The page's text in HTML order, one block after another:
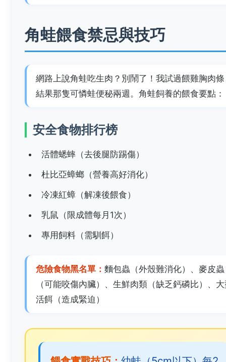
角蛙餵食禁忌與技巧
網路上說角蛙吃生肉？別鬧了！我試過餵雞胸肉
結果那隻可憐蛙便秘兩週。角蛙飼養的餵食要點：
安全食物排行榜
活體蟋蟀（去後腿防踢傷）
杜比亞蟑螂（營養高好消化）
冷凍紅蟑（解凍後餵食）
乳鼠（限成體每月1次）
專用飼料（需馴餌）
危險食物黑名單： 麵包蟲（外殼難消化）、麥皮蟲
（可能咬傷內臟）、生鮮肉類（缺乏鈣磷比）、
活餌（造成緊迫）